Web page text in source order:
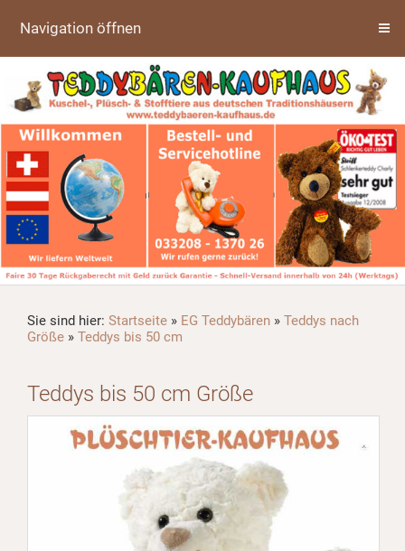
Navigation öffnen
Sie sind hier: Startseite » EG Teddybären » Teddys nach
Größe » Teddys bis 50 cm
Teddys bis 50 cm Größe